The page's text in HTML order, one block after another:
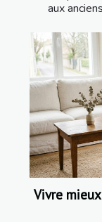
aux
Vivre